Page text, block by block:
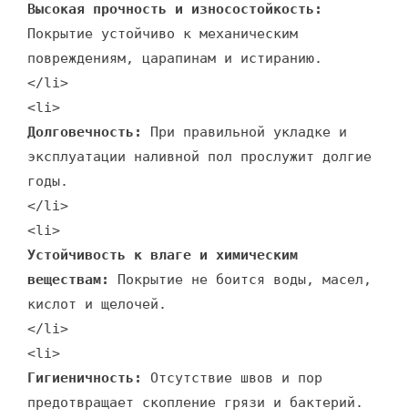
Высокая прочность и износостойкость:
Покрытие устойчиво к механическим
повреждениям, царапинам и истиранию.
</li>
<li>
Долговечность:
При правильной укладке и
эксплуатации наливной пол прослужит долгие
годы.
</li>
<li>
Устойчивость к влаге и химическим
веществам:
Покрытие не боится воды, масел,
кислот и щелочей.
</li>
<li>
Гигиеничность:
Отсутствие швов и пор
предотвращает скопление грязи и бактерий.